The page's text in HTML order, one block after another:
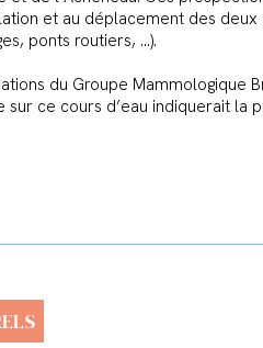
et au déplacement des
ponts routiers, …).
du Groupe Mammologique
sur ce cours d’eau indiquerait